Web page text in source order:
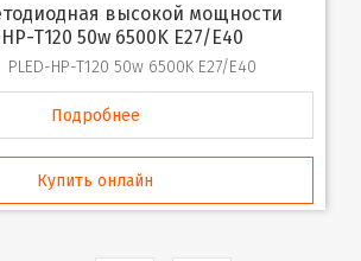
T120 50w 6500K E27/E40
PLED-HP-T120 50w 6500K E27/E40
Подробнее
Купить онлайн